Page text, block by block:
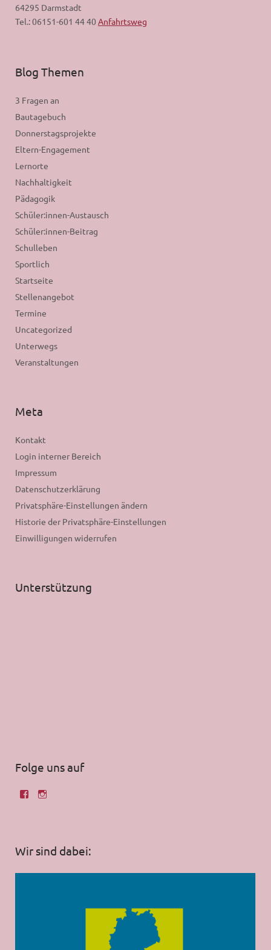
64295 Darmstadt
Tel.: 06151-601 44 40Anfahrtsweg
Blog Themen
3 Fragen an
Bautagebuch
Donnerstagsprojekte
Eltern-Engagement
Lernorte
Nachhaltigkeit
Pädagogik
Schüler:innen-Austausch
Schüler:innen-Beitrag
Schulleben
Sportlich
Startseite
Stellenangebot
Termine
Uncategorized
Unterwegs
Veranstaltungen
Meta
Kontakt
Login interner Bereich
Impressum
Datenschutzerklärung
Privatsphäre-Einstellungen ändern
Historie der Privatsphäre-Einstellungen
Einwilligungen widerrufen
Unterstützung
Folge uns auf
Wir sind dabei: